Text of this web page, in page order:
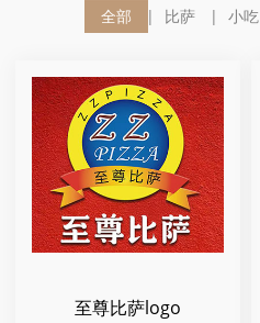
全部 比萨 小吃
至尊比萨logo